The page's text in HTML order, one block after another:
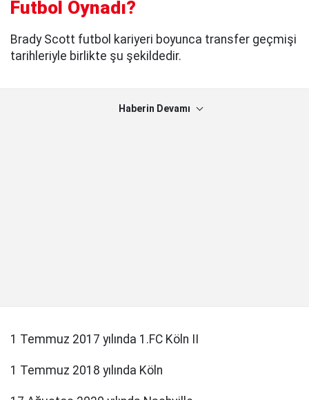
Futbol Oynadı?
Brady Scott futbol kariyeri boyunca transfer geçmişi
tarihleriyle birlikte şu şekildedir.
Haberin Devamı
1 Temmuz 2017 yılında 1.FC Köln II
1 Temmuz 2018 yılında Köln